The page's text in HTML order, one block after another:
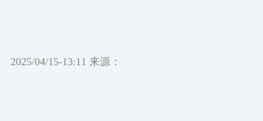
2025/04/15-13:11 来源：